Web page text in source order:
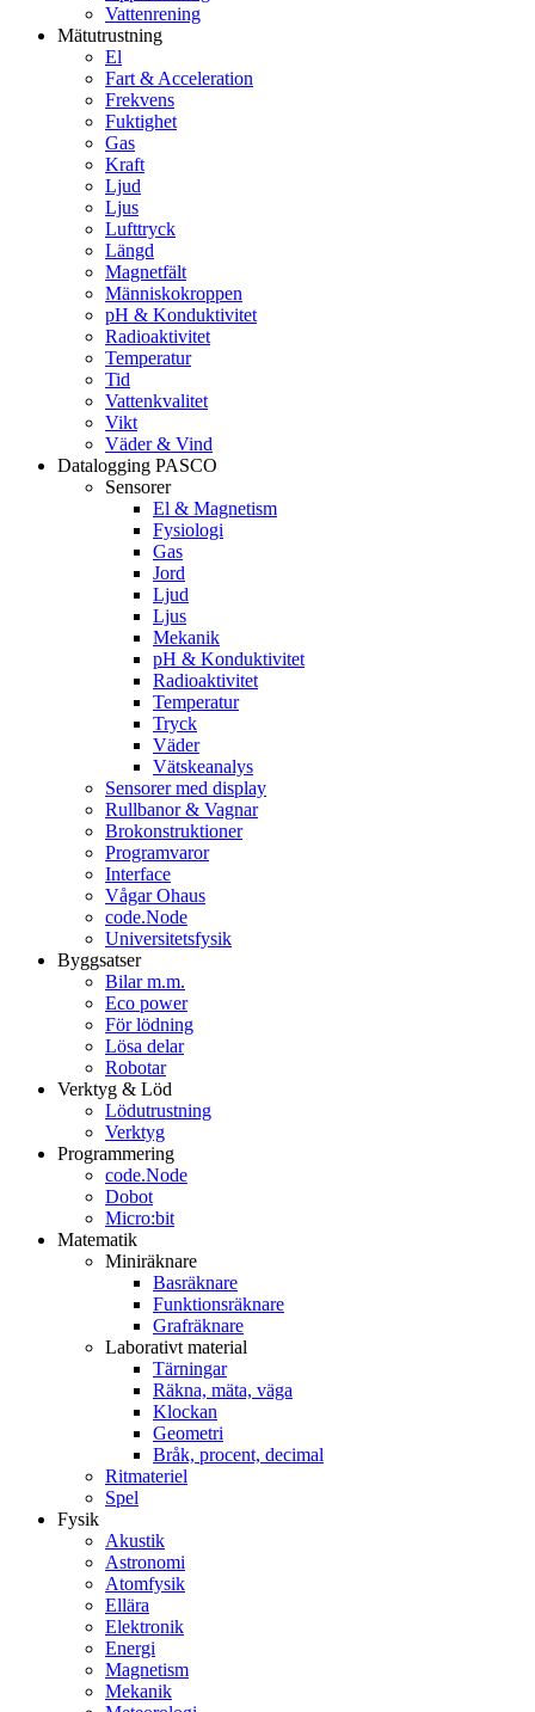
Vattenrening
Mätutrustning
El
Fart & Acceleration
Frekvens
Fuktighet
Gas
Kraft
Ljud
Ljus
Lufttryck
Längd
Magnetfält
Människokroppen
pH & Konduktivitet
Radioaktivitet
Temperatur
Tid
Vattenkvalitet
Vikt
Väder & Vind
Datalogging PASCO
Sensorer
El & Magnetism
Fysiologi
Gas
Jord
Ljud
Ljus
Mekanik
pH & Konduktivitet
Radioaktivitet
Temperatur
Tryck
Väder
Vätskeanalys
Sensorer med display
Rullbanor & Vagnar
Brokonstruktioner
Programvaror
Interface
Vågar Ohaus
code.Node
Universitetsfysik
Byggsatser
Bilar m.m.
Eco power
För lödning
Lösa delar
Robotar
Verktyg & Löd
Lödutrustning
Verktyg
Programmering
code.Node
Dobot
Micro:bit
Matematik
Miniräknare
Basräknare
Funktionsräknare
Grafräknare
Laborativt material
Tärningar
Räkna, mäta, väga
Klockan
Geometri
Bråk, procent, decimal
Ritmateriel
Spel
Fysik
Akustik
Astronomi
Atomfysik
Ellära
Elektronik
Energi
Magnetism
Mekanik